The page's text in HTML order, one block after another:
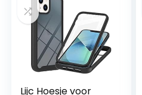
Lijc Hoesje voor